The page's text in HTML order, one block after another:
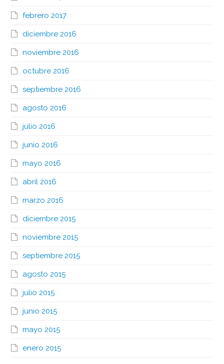
febrero 2017
diciembre 2016
noviembre 2016
octubre 2016
septiembre 2016
agosto 2016
julio 2016
junio 2016
mayo 2016
abril 2016
marzo 2016
diciembre 2015
noviembre 2015
septiembre 2015
agosto 2015
julio 2015
junio 2015
mayo 2015
enero 2015